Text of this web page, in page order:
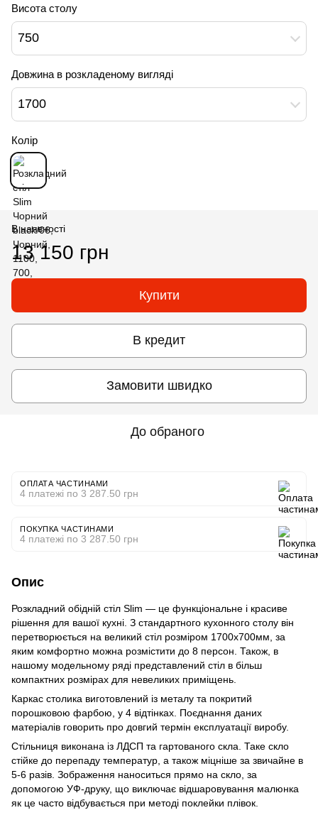
Висота столу
750
Довжина в розкладеному вигляді
1700
Колір
В наявності
13 150 грн
Купити
В кредит
Замовити швидко
До обраного
ОПЛАТА ЧАСТИНАМИ
4 платежі по 3 287.50 грн
ПОКУПКА ЧАСТИНАМИ
4 платежі по 3 287.50 грн
Опис
Розкладний обідній стіл Slim — це функціональне і красиве
рішення для вашої кухні. З стандартного кухонного столу він
перетворюється на великий стіл розміром 1700х700мм, за
яким комфортно можна розмістити до 8 персон. Також, в
нашому модельному ряді представлений стіл в більш
компактних розмірах для невеликих приміщень.
Каркас столика виготовлений із металу та покритий
порошковою фарбою, у 4 відтінках. Поєднання даних
матеріалів говорить про довгий термін експлуатації виробу.
Cтільниця виконана із ЛДСП та гартованого скла. Таке скло
стійке до перепаду температур, а також міцніше за звичайне в
5-6 разів. Зображення наноситься прямо на скло, за
допомогою УФ-друку, що виключає відшаровування малюнка
як це часто відбувається при методі поклейки плівок.